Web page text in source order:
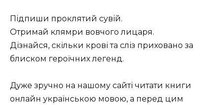
Підпиши проклятий сувій.
Отримай клямри вовчого лицаря.
Дізнайся, скільки крові та сліз приховано за
блиском героїчних легенд.
Дуже зручно на нашому сайті читати книги
онлайн українською мовою, а перед цим